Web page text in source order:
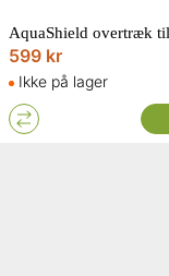
599 kr
Ikke på lager